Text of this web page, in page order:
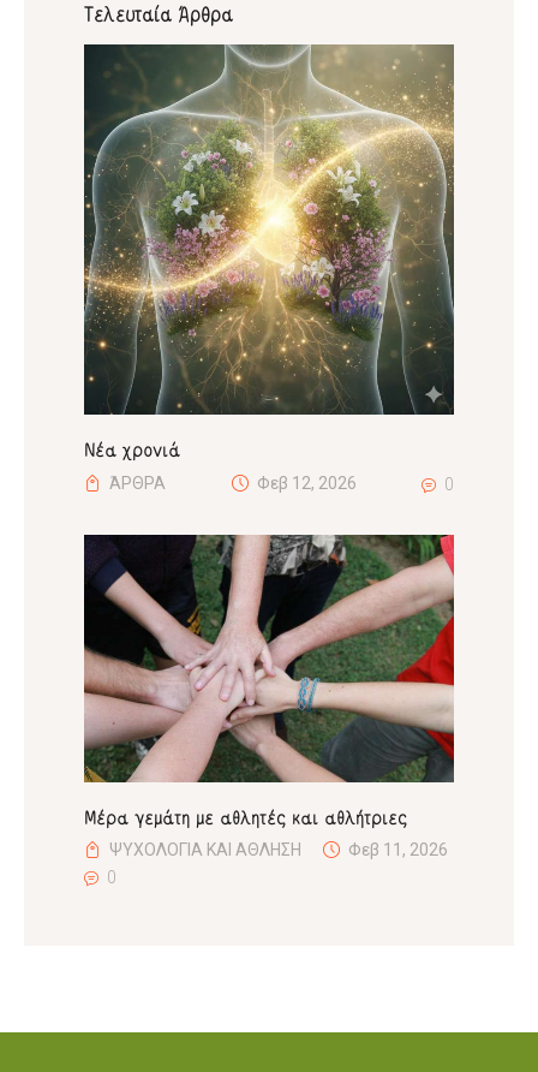
Τελευταία Άρθρα
Νέα χρονιά
ΆΡΘΡΑ Φεβ 12, 2026 0
Μέρα γεμάτη με αθλητές και αθλήτριες
ΨΥΧΟΛΟΓΙΑ ΚΑΙ ΑΘΛΗΣΗ
Φεβ 11, 2026
0